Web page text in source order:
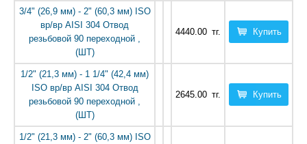
3/4" (26,9 мм) - 2" (60,3 мм) ISO
вр/вр AISI 304 Отвод
резьбовой 90 переходной ,
(ШТ)
4440.00 тг. Купить
1/2" (21,3 мм) - 1 1/4" (42,4 мм)
ISO вр/вр AISI 304 Отвод
резьбовой 90 переходной ,
(ШТ)
2645.00 тг. Купить
1/2" (21,3 мм) - 2" (60,3 мм) ISO